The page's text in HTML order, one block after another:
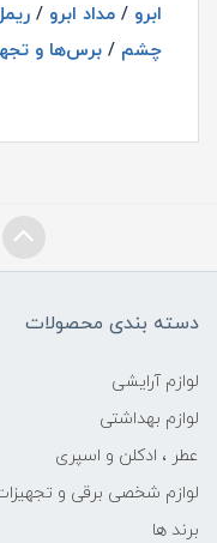
ابرو / مداد ابرو /
چشم / برس‌ها و
دسته بندی محصولات
لوازم آرایشی
لوازم بهداشتی
عطر ، ادکلن و اسپری
لوازم شخصی برقی و
برند ها